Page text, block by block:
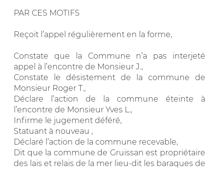
PAR CES MOTIFS
Reçoit l’appel régulièrement en la forme,
Constate que la Commune n’a pas interjeté
appel à l’encontre de Monsieur J.,
Constate le désistement de la commune de
Monsieur Roger T.,
Déclare l’action de la commune éteinte à
l’encontre de Monsieur Yves L.,
Infirme le jugement déféré,
Statuant à nouveau ,
Déclaré l’action de la commune recevable,
Dit que la commune de Gruissan est propriétaire
des lais et relais de la mer lieu-dit les baraques de